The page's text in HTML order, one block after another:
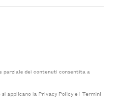
parziale dei contenuti consentita a
applicano la Privacy Policye i Termini